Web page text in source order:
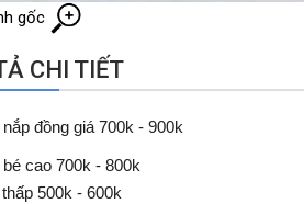
gốc
CHI TIẾT
đồng giá 700k - 900k
cao 700k - 800k
500k - 600k